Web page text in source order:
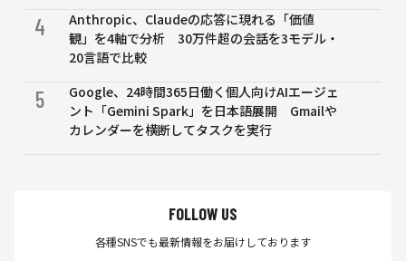
4
Anthropic、Claudeの応答に現れる「価値
観」を4軸で分析 30万件超の会話を3モデル・
20言語で比較
5
Google、24時間365日働く個人向けAIエージェ
ント「Gemini Spark」を日本語展開 Gmailや
カレンダーを横断してタスクを実行
FOLLOW US
各種SNSでも最新情報をお届けしております